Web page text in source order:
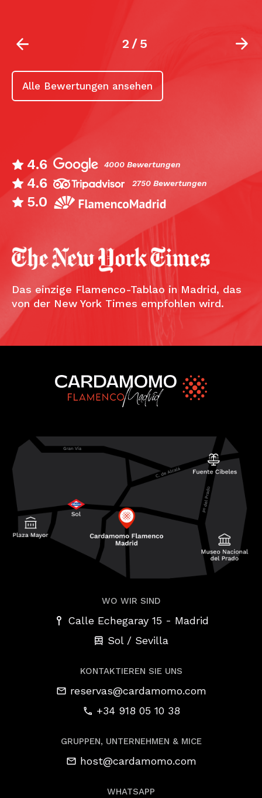
2/5
Alle Bewertungen ansehen
4.6 4000 Bewertungen
4.6 2750 Bewertungen
5.0
Das einzige Flamenco-Tablao in Madrid, das
von der New York Times empfohlen wird.
WO WIR SIND
Calle Echegaray 15 - Madrid
Sol / Sevilla
KONTAKTIEREN SIE UNS
reservas@cardamomo.com
+34 918 05 10 38
GRUPPEN, UNTERNEHMEN & MICE
host@cardamomo.com
WHATSAPP